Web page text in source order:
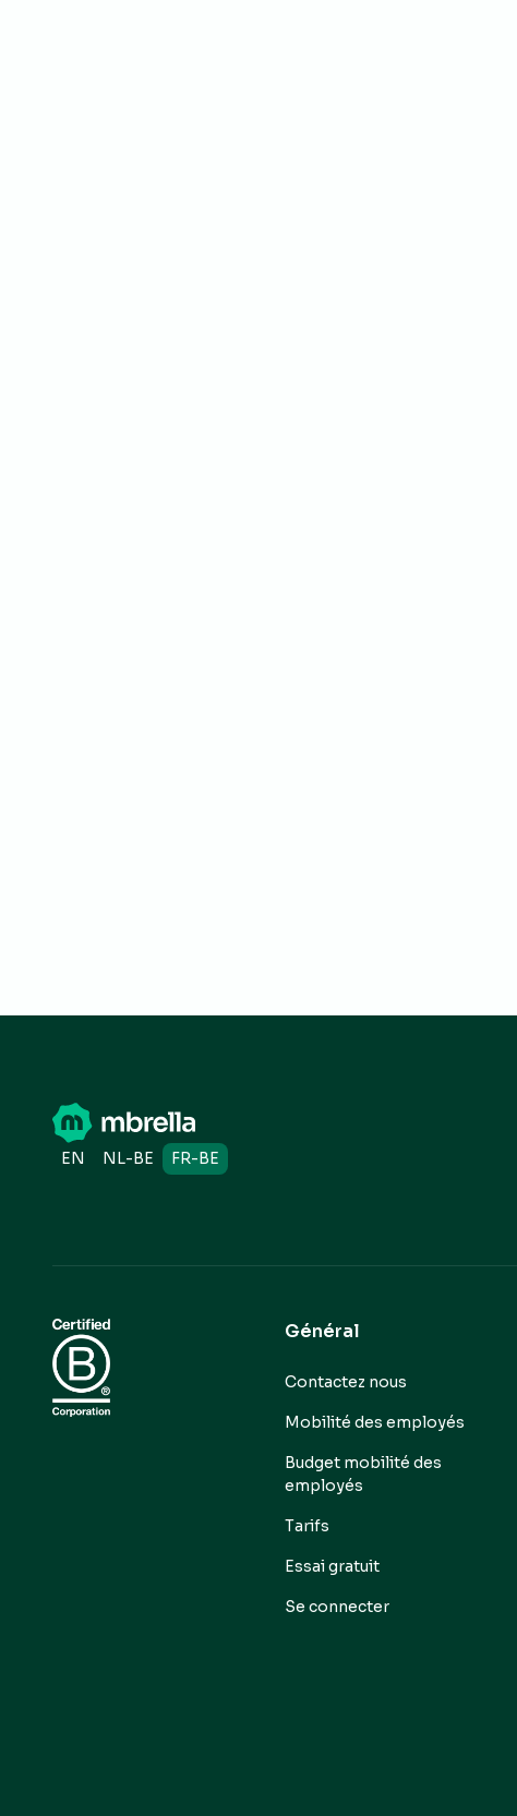
EN NL-BE FR-BE
Général
Contactez nous
Mobilité des employés
Budget mobilité des
employés
Tarifs
Essai gratuit
Se connecter